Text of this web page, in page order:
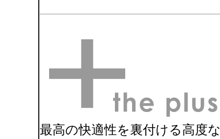
最高の快適性を裏付ける高度